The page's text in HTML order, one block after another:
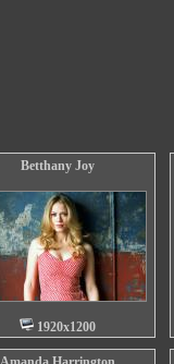
Betthany Joy
1920x1200